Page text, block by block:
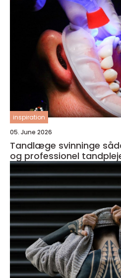
inspiration
05. June 2026
Tandlæge svinninge sådan vælger du tryg
og professionel